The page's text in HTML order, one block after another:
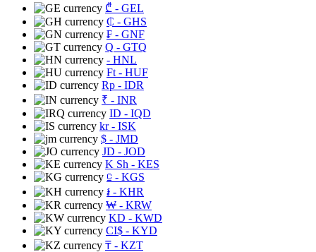
₾ - GEL
₵ - GHS
₣ - GNF
Q - GTQ
- HNL
Ft - HUF
Rp - IDR
₹ - INR
ID - IQD
kr- ISK
$ - JMD
JD - JOD
K Sh - KES
⃀ - KGS
៛ - KHR
₩ - KRW
KD - KWD
CI$ - KYD
₸ - KZT